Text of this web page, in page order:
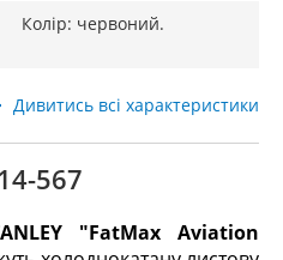
Колір: червоний.
Дивитись всі характеристики
567
"FatMax Aviation